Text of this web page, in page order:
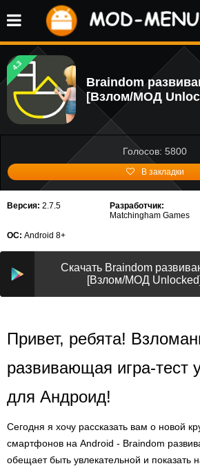
4.3
Braindom
[Взлом/МОД
Голосов: 5800
В закладки
Версия: 2.7.5
Разработчик:
Matchingham Games
ОС: Android 8+
Скачать Braindom
[Взлом/МОД
Привет, ребята!
развивающая игра-тест
для Андроид!
Сегодня я хочу рассказать вам о новой
смартфонов на Android - Braindom
обещает быть увлекательной и показать